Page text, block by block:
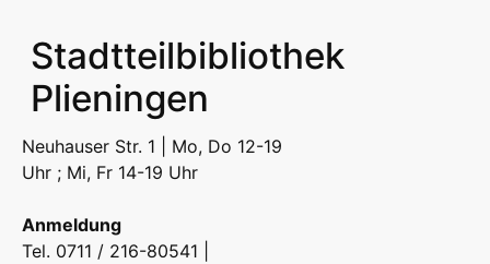
Stadtteilbibliothek
Plieningen
Neuhauser Str. 1 | Mo, Do 12-19
Uhr ; Mi, Fr 14-19 Uhr
Anmeldung
Tel. 0711 / 216-80541 |